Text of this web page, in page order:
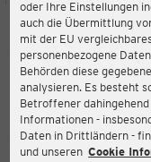
oder Ihre Einstellungen
auch die Übermittlung
mit der EU
personenbezogene
Behörden diese
analysieren. Es besteht
Betroffener
Informationen -
Daten in Drittländern -
und unseren Cookie
Ernsting's
Heifeskamp 6,
Aktuell:
Geöffnet